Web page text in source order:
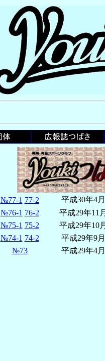
№77-1 77-2
平成30年4
№76-1 76-2
平成29年11
№75-1 75-2
平成29年10
№74-1 74-2
平成29年9
№73
平成29年4